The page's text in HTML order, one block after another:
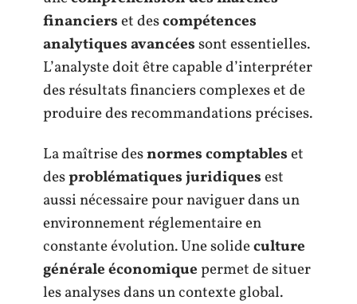
financierset descompétences
analytiques avancéessont essentielles.
L’analyste doit être capable d’interpréter
des résultats financiers complexes et de
produire des recommandations précises.
La maîtrise desnormes comptableset
desproblématiques juridiquesest
aussi nécessaire pour naviguer dans un
environnement réglementaire en
constante évolution. Une solideculture
générale économiquepermet de situer
les analyses dans un contexte global.